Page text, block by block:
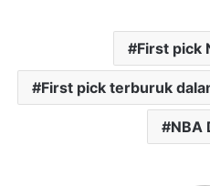
First pick
First pick terburuk
NBA